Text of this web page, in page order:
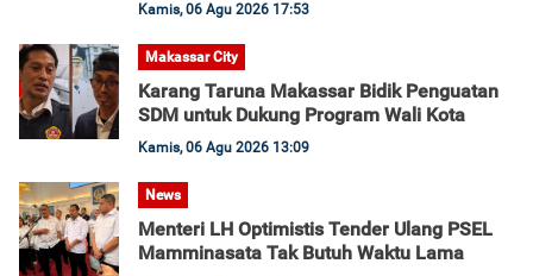
Kamis, 06 Agu 2026 17:53
Makassar City
Karang Taruna Makassar Bidik Penguatan
SDM untuk Dukung Program Wali Kota
Kamis, 06 Agu 2026 13:09
News
Menteri LH Optimistis Tender Ulang PSEL
Mamminasata Tak Butuh Waktu Lama